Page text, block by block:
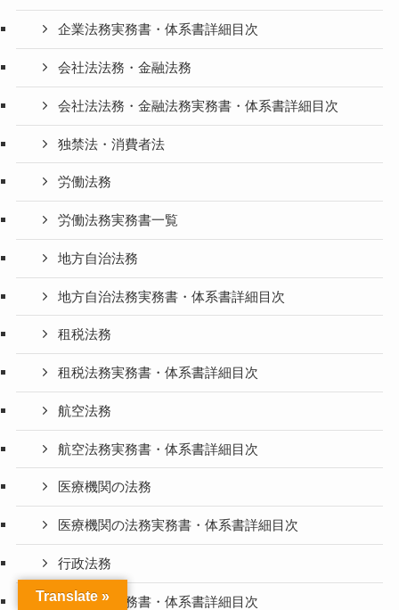
企業法務実務書・体系書詳細目次
会社法法務・金融法務
会社法法務・金融法務実務書・体系書詳細目次
独禁法・消費者法
労働法務
労働法務実務書一覧
地方自治法務
地方自治法務実務書・体系書詳細目次
租税法務
租税法務実務書・体系書詳細目次
航空法務
航空法務実務書・体系書詳細目次
医療機関の法務
医療機関の法務実務書・体系書詳細目次
行政法務
行政法務実務書・体系書詳細目次
Translate »